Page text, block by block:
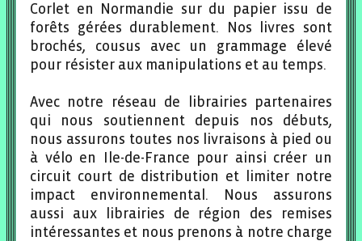
Corlet en Normandie sur du papier issu de
forêts gérées durablement. Nos livres sont
brochés, cousus avec un grammage élevé
pour résister aux manipulations et au temps.
Avec notre réseau de librairies partenaires
qui nous soutiennent depuis nos débuts,
nous assurons toutes nos livraisons à pied ou
à vélo en Ile-de-France pour ainsi créer un
circuit court de distribution et limiter notre
impact environnemental. Nous assurons
aussi aux librairies de région des remises
intéressantes et nous prenons à notre charge